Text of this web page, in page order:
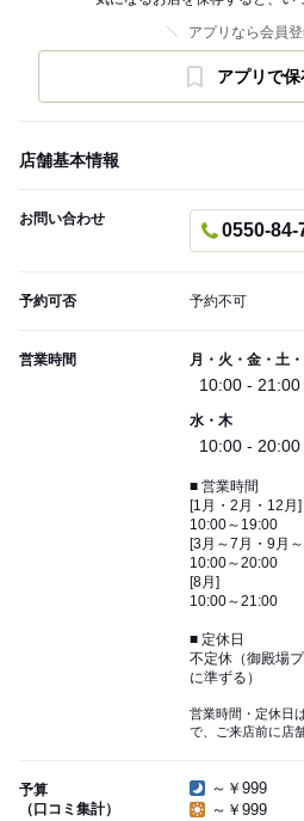
アプリなら会員
アプリで保
店舗基本情報
お問い合わせ
0550-84-
予約可否 予約不可
営業時間 月・火・金・土・
10:00 - 21:00
水・木
10:00 - 20:00
■ 営業時間
[1月・2月・12月]
10:00～19:00
[3月～7月・9月
10:00～20:00
[8月]
10:00～21:00
■ 定休日
不定休（御殿場
に準ずる）
営業時間・定休日
で、ご来店前に店
予算
（口コミ集計）
～￥999
～￥999